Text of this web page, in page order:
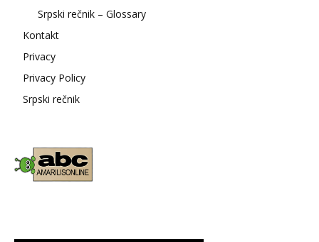
Srpski rečnik – Glossary
Kontakt
Privacy
Privacy Policy
Srpski rečnik